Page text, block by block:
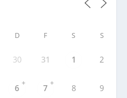
D F S S
30 31 1 2
6
+
7
+
8 9